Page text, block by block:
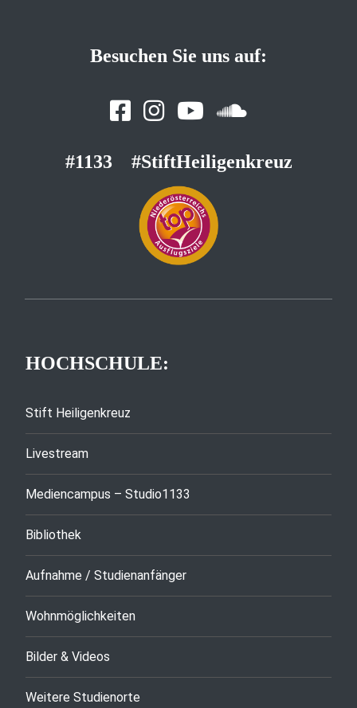
Besuchen Sie uns auf:
#1133 #StiftHeiligenkreuz
HOCHSCHULE:
Stift Heiligenkreuz
Livestream
Mediencampus – Studio1133
Bibliothek
Aufnahme / Studienanfänger
Wohnmöglichkeiten
Bilder & Videos
Weitere Studienorte